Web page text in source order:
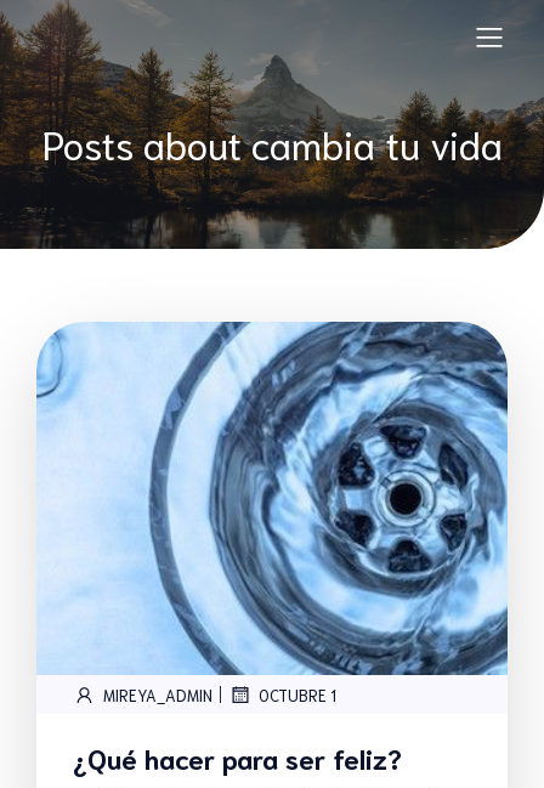
Posts about cambia tu vida
MIREYA_ADMIN | OCTUBRE 1
¿Qué hacer para ser feliz?